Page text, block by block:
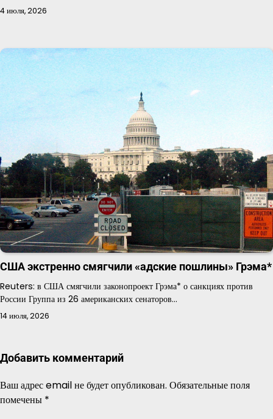
4 июля, 2026
США экстренно смягчили «адские пошлины» Грэма*
Reuters: в США смягчили законопроект Грэма* о санкциях против
России Группа из 26 американских сенаторов…
14 июля, 2026
Добавить комментарий
Ваш адрес email не будет опубликован. Обязательные поля
помечены *